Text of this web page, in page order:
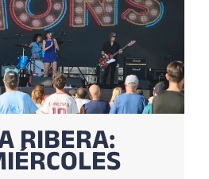
RIBERA: